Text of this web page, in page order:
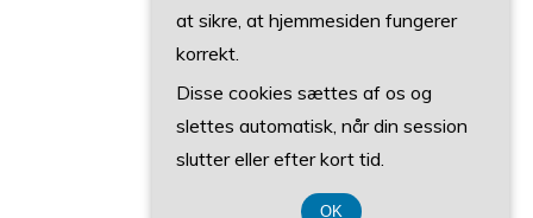
at sikre, at hjemmesiden fungerer
korrekt.
Disse cookies sættes af os og
slettes automatisk, når din session
slutter eller efter kort tid.
OK